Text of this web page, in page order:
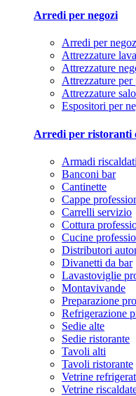
Arredi per negozi
Arredi per
Attrezzature
Attrezzature
Attrezzature per
Attrezzature
Espositori per
Arredi per ristoranti
Armadi riscaldati
Banconi bar
Cantinette
Cappe
Carrelli servizio
Cottura
Cucine
Distributori
Divanetti da bar
Lavastoviglie
Montavivande
Preparazione
Refrigerazione
Sedie alte
Sedie ristorante
Tavoli alti
Tavoli ristorante
Vetrine
Vetrine